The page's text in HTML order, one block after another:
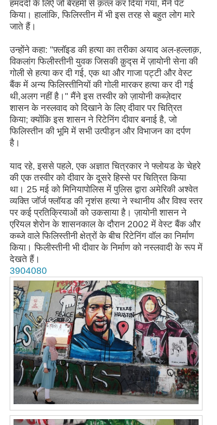
हमदर्दी के लिऐ जो बेरहमी से क़त्ल कर दिया गया, मैंने पेंट
किया। हालांकि, फिलिस्तीन में भी इस तरह से बहुत लोग मारे
जाते हैं।
उन्होंने कहा: "फ़्लॉइड की हत्या का तरीका अयाद अल-हल्लाक़,
विकलांग फिलीस्तीनी युवक जिसकी क़ुद्स में ज़ायोनी सेना की
गोली से हत्या कर दी गई, एक था और गाजा पट्टी और वेस्ट
बैंक में अन्य फिलिस्तीनियों की गोली मारकर हत्या कर दी गई
थी,अलग नहीं है।" मैंने इस तस्वीर को ज़ायोनी कब्ज़ेदार
शासन के नस्लवाद को दिखाने के लिए दीवार पर चित्रित
किया; क्योंकि इस शासन ने रिटेनिंग दीवार बनाई है, जो
फिलिस्तीन की भूमि में सभी उत्पीड़न और विभाजन का दर्पण
है।
याद रहे, इससे पहले, एक अज्ञात चित्रकार ने फ्लोयड के चेहरे
की एक तस्वीर को दीवार के दूसरे हिस्से पर चित्रित किया
था। 25 मई को मिनियापोलिस में पुलिस द्वारा अमेरिकी अश्वेत
व्यक्ति जॉर्ज फ्लॉयड की नृशंस हत्या ने स्थानीय और विश्व स्तर
पर कई प्रतिक्रियाओं को उकसाया है। ज़ायोनी शासन ने
एरियल शेरोन के शासनकाल के दौरान 2002 में वेस्ट बैंक और
कब्जे वाले फिलिस्तीनी क्षेत्रों के बीच रिटेनिंग वॉल का निर्माण
किया। फिलीस्तीनी भी दीवार के निर्माण को नस्लवादी के रूप में
देखते हैं।
3904080